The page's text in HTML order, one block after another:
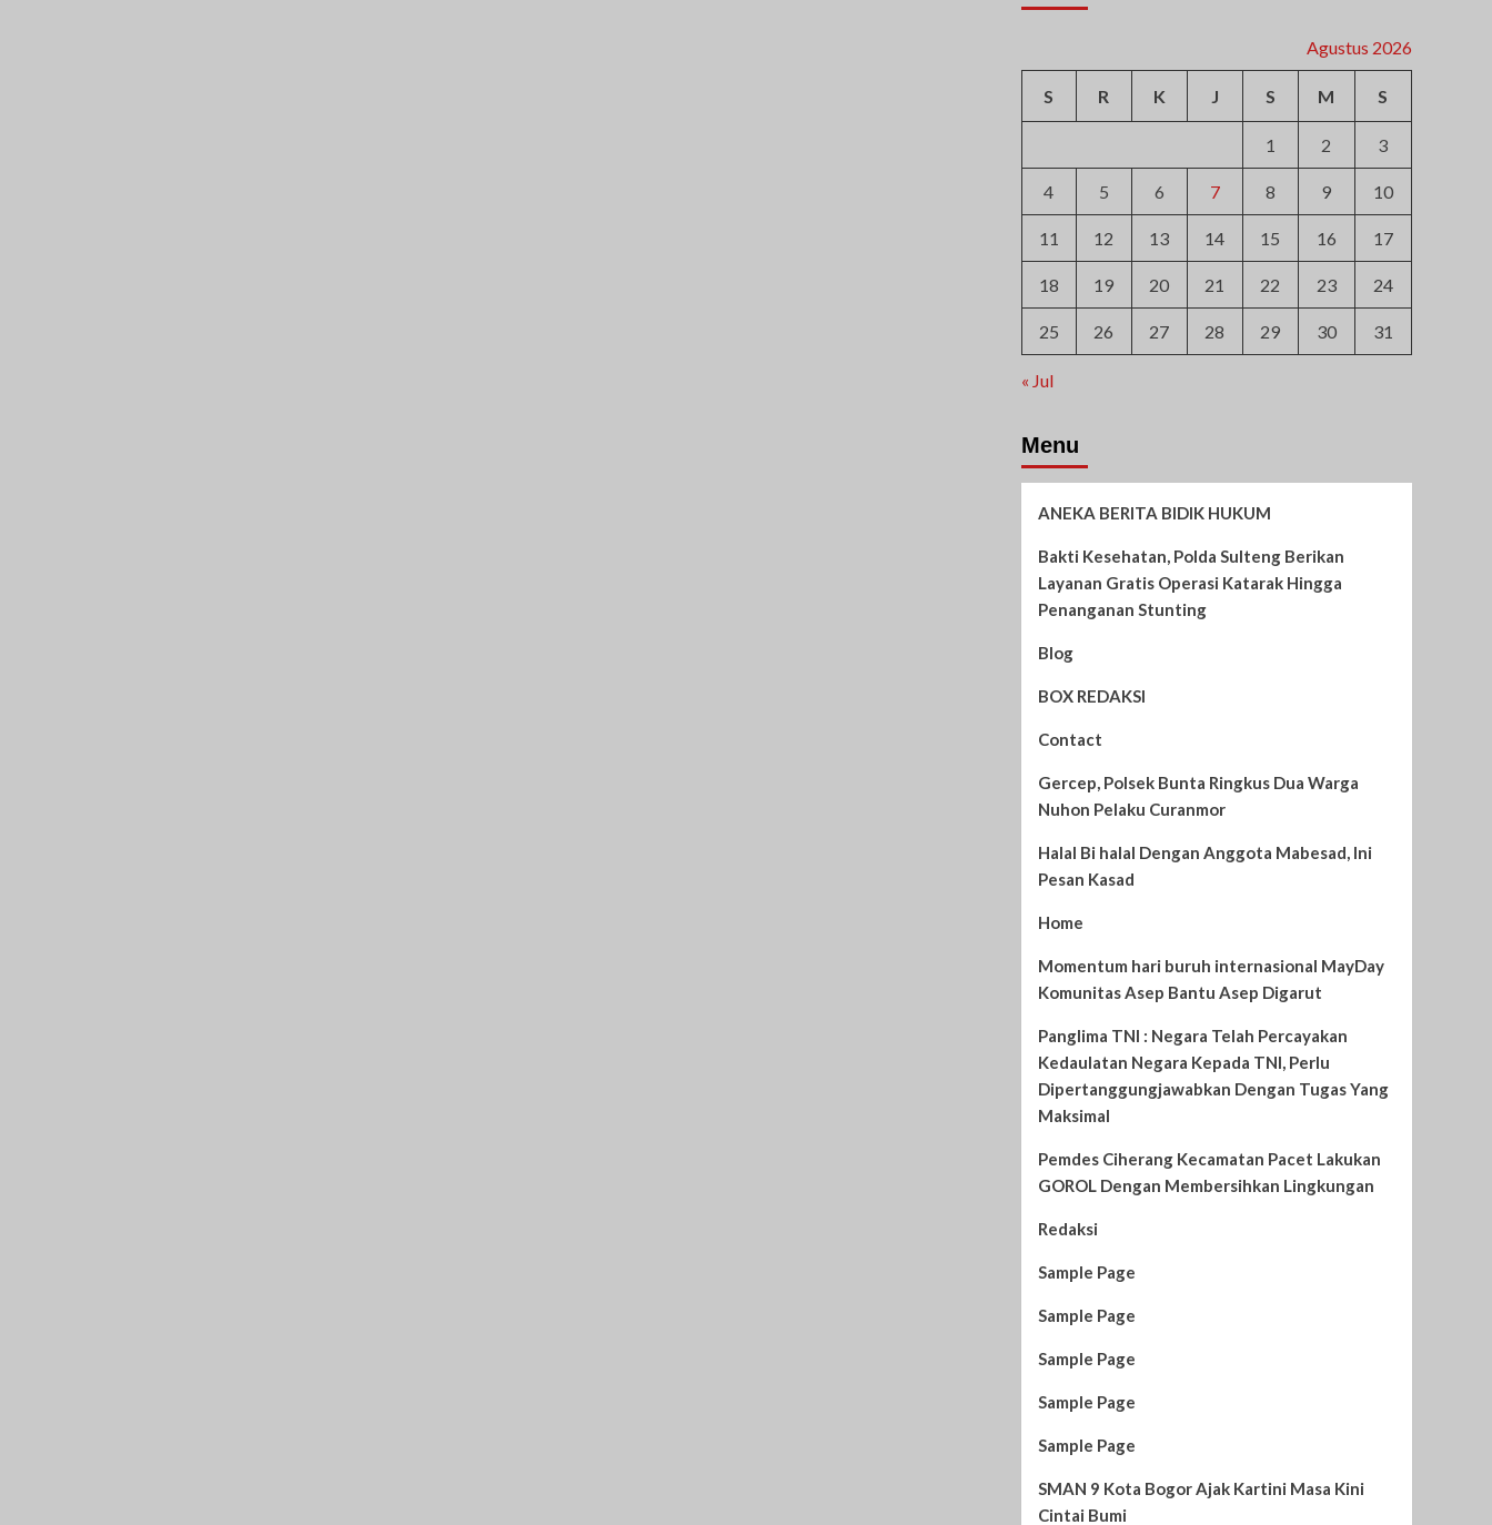
Agustus 2026
S R K J S M S
1 2 3
4 5 6 7 8 9 10
11 12 13 14 15 16 17
18 19 20 21 22 23 24
25 26 27 28 29 30 31
« Jul
Menu
ANEKA BERITA BIDIK HUKUM
Bakti Kesehatan, Polda Sulteng Berikan
Layanan Gratis Operasi Katarak Hingga
Penanganan Stunting
Blog
BOX REDAKSI
Contact
Gercep, Polsek Bunta Ringkus Dua Warga
Nuhon Pelaku Curanmor
Halal Bi halal Dengan Anggota Mabesad, Ini
Pesan Kasad
Home
Momentum hari buruh internasional MayDay
Komunitas Asep Bantu Asep Digarut
Panglima TNI : Negara Telah Percayakan
Kedaulatan Negara Kepada TNI, Perlu
Dipertanggungjawabkan Dengan Tugas Yang
Maksimal
Pemdes Ciherang Kecamatan Pacet Lakukan
GOROL Dengan Membersihkan Lingkungan
Redaksi
Sample Page
Sample Page
Sample Page
Sample Page
Sample Page
SMAN 9 Kota Bogor Ajak Kartini Masa Kini
Cintai Bumi